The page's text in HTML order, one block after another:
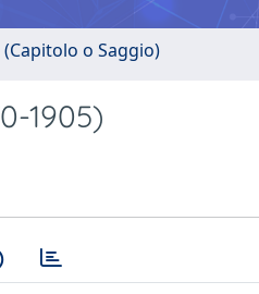
o Saggio)
1905)